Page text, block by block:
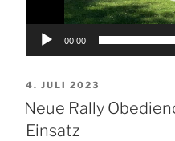
00:00
VERÖFFENTLICHT
AM
4. JULI 2023
Neue Rally
Einsatz